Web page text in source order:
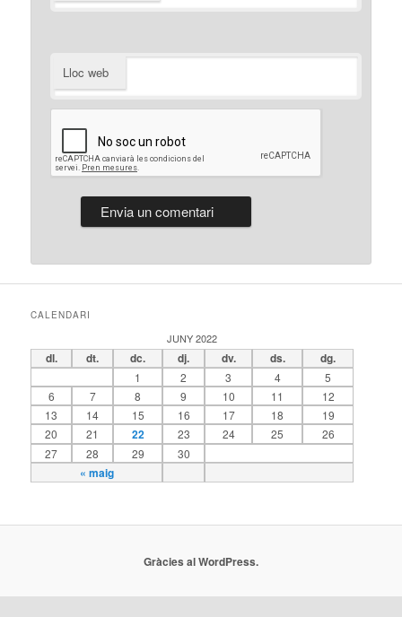
Lloc web
CALENDARI
JUNY 2022
dl. dt. dc. dj. dv. ds. dg.
« maig
1 2 3 4
5
6
7 8 9 10 11
12
13
14 15 16 17 18
19
20
21 22 23 24 25
26
27
28 29 30
Gràcies al WordPress.